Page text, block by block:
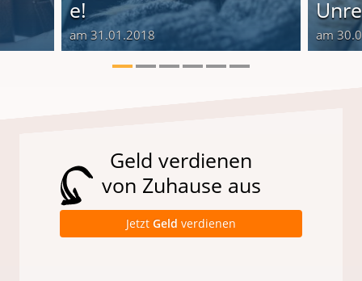
e!
am 31.01.2018 am
Geld verdienen
von Zuhause aus
Jetzt Geld verdienen